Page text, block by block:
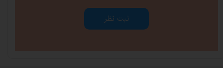
ثبت نظر